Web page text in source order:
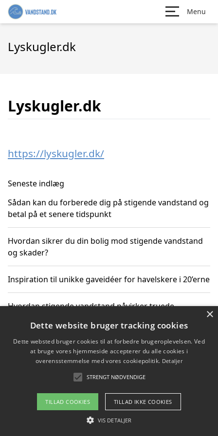
Menu
Lyskugler.dk
Lyskugler.dk
https://lyskugler.dk/
Seneste indlæg
Sådan kan du forberede dig på stigende vandstand og
betal på et senere tidspunkt
Hvordan sikrer du din bolig mod stigende vandstand
og skader?
Inspiration til unikke gaveidéer for havelskere i 20’erne
Hvordan stigende vandstand påvirker truede
Sådan vælger du de bedste vandrerygsække til
vandreture i Danmark
Copyright 2026 - Pilanto Aps
Om / kontakt
×
Dette website bruger tracking cookies
Dette websted bruger cookies til at forbedre brugeroplevelsen. Ved
at bruge vores hjemmeside accepterer du alle cookies i
overensstemmelse med vores cookiepolitik. Detaljer
STRENGT NØDVENDIGE
TILLAD COOKIES TILLAD IKKE COOKIES
VIS DETALJER